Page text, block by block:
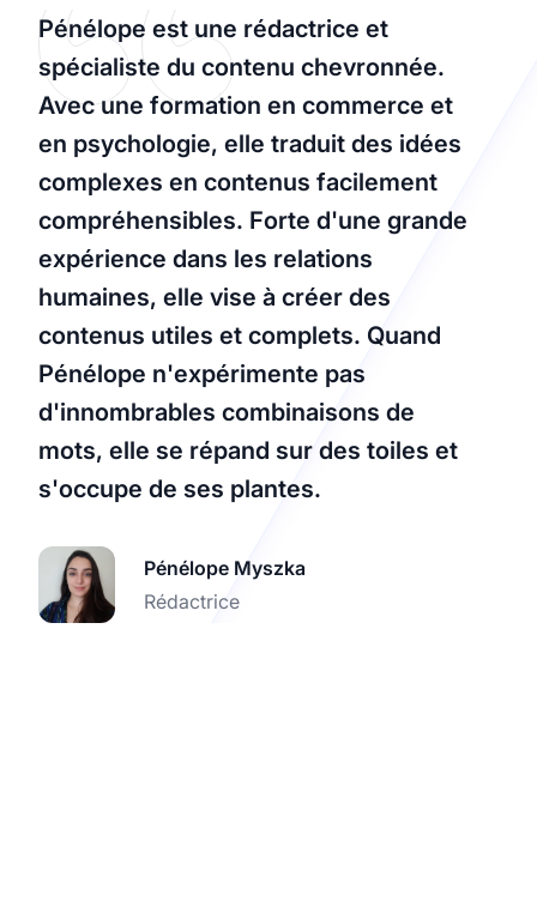
Pénélope est une rédactrice et
spécialiste du contenu chevronnée.
Avec une formation en commerce et
en psychologie, elle traduit des idées
complexes en contenus facilement
compréhensibles. Forte d'une grande
expérience dans les relations
humaines, elle vise à créer des
contenus utiles et complets. Quand
Pénélope n'expérimente pas
d'innombrables combinaisons de
mots, elle se répand sur des toiles et
s'occupe de ses plantes.
Pénélope Myszka
Rédactrice